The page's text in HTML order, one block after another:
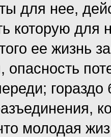
для нее,
которую для
ее жизнь
молодая